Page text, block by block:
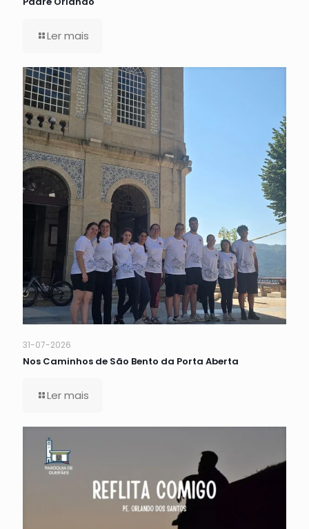
Ler mais
31-07-2026
Nos Caminhos de São Bento da Porta Aberta
Ler mais